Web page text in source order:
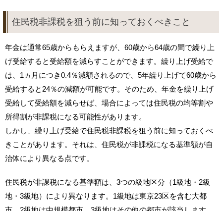
住民税非課税を狙う前に知っておくべきこと
年金は通常65歳からもらえますが、60歳から64歳の間で繰り上
げ受給すると受給額を減らすことができます。繰り上げ受給で
は、1ヵ月につき0.4％減額されるので、5年繰り上げて60歳から
受給すると24％の減額が可能です。そのため、年金を繰り上げ
受給して受給額を減らせば、場合によっては住民税の均等割や
所得割が非課税になる可能性があります。
しかし、繰り上げ受給で住民税非課税を狙う前に知っておくべ
きことがあります。それは、住民税が非課税になる基準額が自
治体により異なる点です。
住民税が非課税になる基準額は、3つの級地区分（1級地・2級
地・3級地）により異なります。1級地は東京23区を含む大都